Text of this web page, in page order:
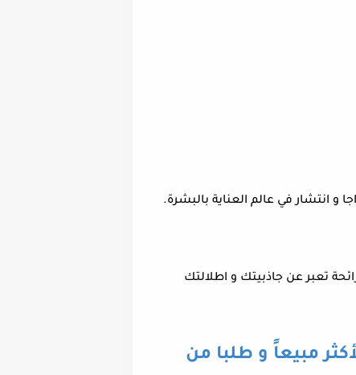
و انتشار في عالم العناية بالبشرة.
تعبر عن جاذبيتك و اطلالتك
مبيعاً و طلبا من